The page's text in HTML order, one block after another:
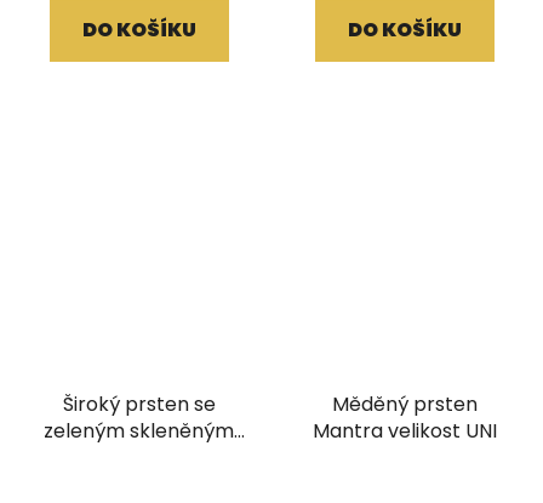
DO KOŠÍKU DO KOŠÍKU
Široký prsten se
zeleným skleněným
Měděný prsten
Mantra velikost UNI